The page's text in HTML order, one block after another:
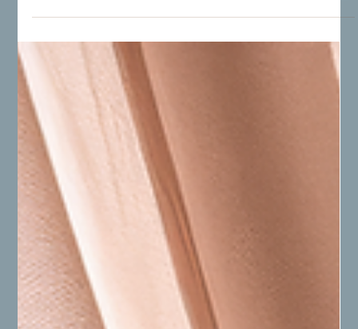
ambiances apaisantes redéfinissent nos espaces de vie.
Plus qu’une tendance, c’est une invitation à créer un lieu
harmonieux, en accord avec votre style et votre
quotidien.